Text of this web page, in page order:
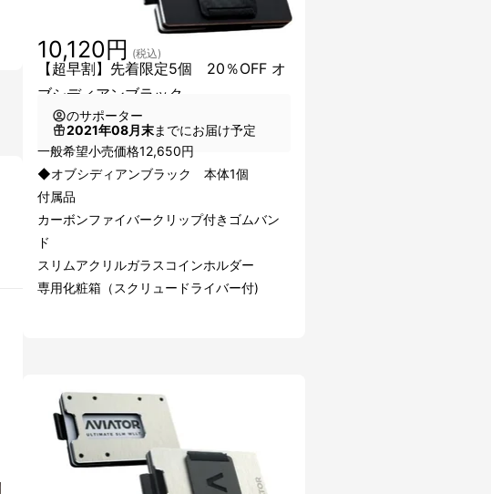
【超早割】先着限定5個 20％OFF オ
ブシディアンブラック
10,120円 (税込)
のサポーター
2021年08月末までにお届け予定
一般希望小売価格12,650円
◆オブシディアンブラック 本体1個
付属品
カーボンファイバークリップ付きゴムバン
ド
スリムアクリルガラスコインホルダー
専用化粧箱（スクリュードライバー付)